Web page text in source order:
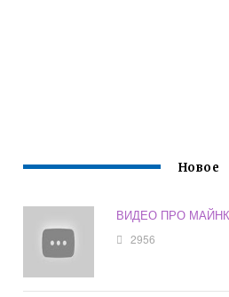
Новое
ВИДЕО ПРО
2956